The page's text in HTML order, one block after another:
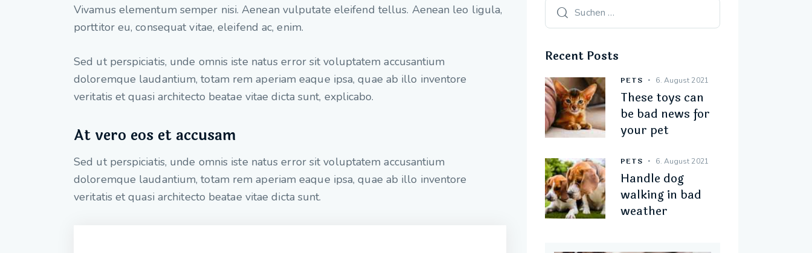
Vivamus elementum semper nisi. Aenean vulputate eleifend tellus. Aenean leo ligula,
porttitor eu, consequat vitae, eleifend ac, enim.
Sed ut perspiciatis, unde omnis iste natus error sit voluptatem accusantium
doloremque laudantium, totam rem aperiam eaque ipsa, quae ab illo inventore
veritatis et quasi architecto beatae vitae dicta sunt, explicabo.
At vero eos et accusam
Sed ut perspiciatis, unde omnis iste natus error sit voluptatem accusantium
doloremque laudantium, totam rem aperiam eaque ipsa, quae ab illo inventore
veritatis et quasi architecto beatae vitae dicta sunt.
Recent Posts
PETS 6. August 2021
These toys can
be bad news for
your pet
PETS 6. August 2021
Handle dog
walking in bad
weather